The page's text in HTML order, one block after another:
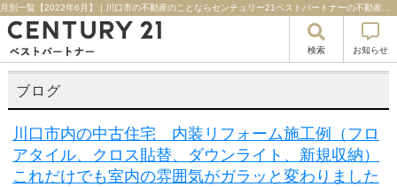
検索 お知らせ
ブログ
川口市内の中古住宅 内装リフォーム施工例（フロ
アタイル、クロス貼替、ダウンライト、新規収納）
これだけでも室内の雰囲気がガラッと変わりました